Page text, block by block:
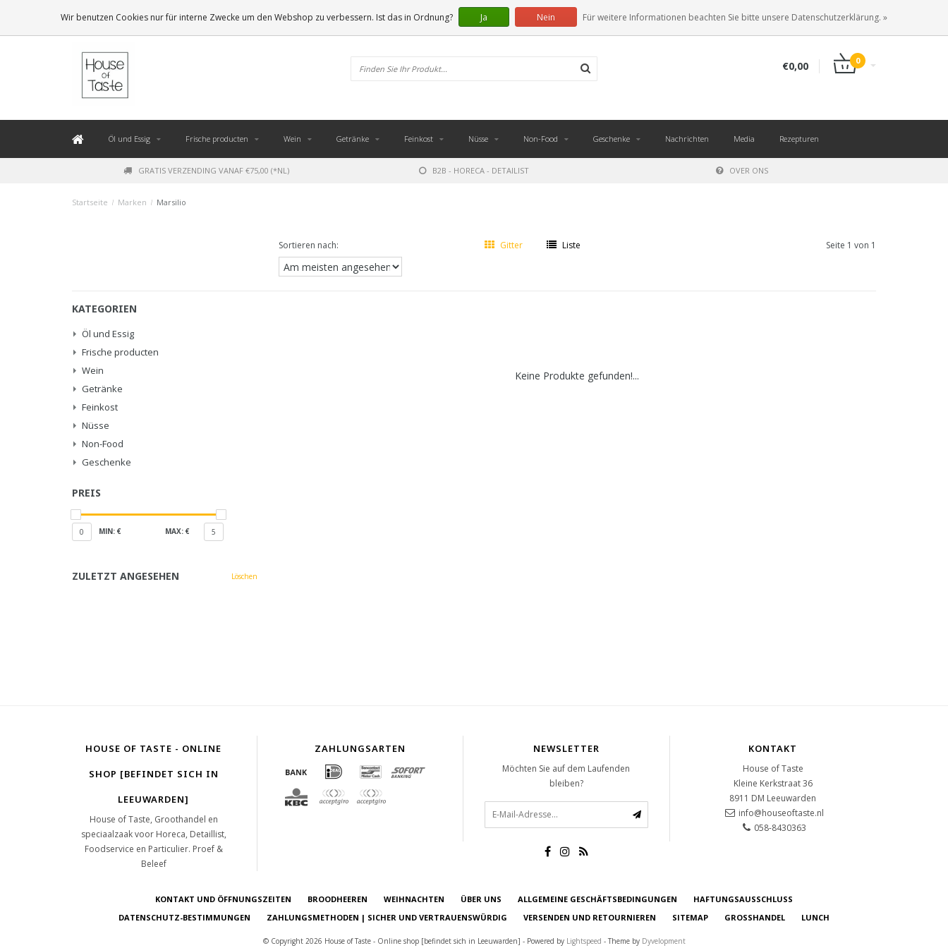
ANMELDEN KUNDENKONTO ANLEGEN
DE
€0,00 0
Öl und Essig Frische producten Wein Getränke Feinkost Nüsse Non-Food Geschenke Nachrichten Media Rezepturen
GRATIS VERZENDING VANAF €75,00 (*NL) B2B - HORECA - DETAILIST OVER ONS
Startseite / Marken / Marsilio
Sortieren nach: Gitter Liste Seite 1 von 1
KATEGORIEN
Öl und Essig
Frische producten
Wein
Getränke
Feinkost
Nüsse
Non-Food
Geschenke
PREIS
0 MIN: € MAX: € 5
ZULETZT ANGESEHEN Löschen
Keine Produkte gefunden!...
HOUSE OF TASTE - ONLINE
SHOP [BEFINDET SICH IN
LEEUWARDEN]
House of Taste, Groothandel en
speciaalzaak voor Horeca, Detaillist,
Foodservice en Particulier. Proef &
Beleef
ZAHLUNGSARTEN NEWSLETTER
Möchten Sie auf dem Laufenden
bleiben?
KONTAKT
House of Taste
Kleine Kerkstraat 36
8911 DM Leeuwarden
info@houseoftaste.nl
058-8430363
KONTAKT UND ÖFFNUNGSZEITEN BROODHEEREN WEIHNACHTEN ÜBER UNS ALLGEMEINE GESCHÄFTSBEDINGUNGEN
HAFTUNGSAUSSCHLUSS
DATENSCHUTZ-BESTIMMUNGEN
ZAHLUNGSMETHODEN | SICHER UND VERTRAUENSWÜRDIG VERSENDEN UND RETOURNIEREN SITEMAP GROSSHANDEL LUNCH
© Copyright 2026 House of Taste - Online shop [befindet sich in Leeuwarden] - Powered by Lightspeed - Theme by Dyvelopment
Wir benutzen Cookies nur für interne Zwecke um den Webshop zu verbessern. Ist das in Ordnung? Ja Nein Für weitere Informationen beachten Sie bitte unsere Datenschutzerklärung. »